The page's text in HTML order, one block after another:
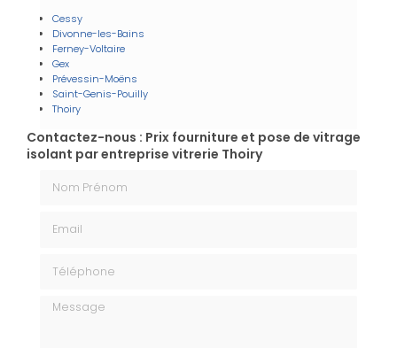
Cessy
Divonne-les-Bains
Ferney-Voltaire
Gex
Prévessin-Moëns
Saint-Genis-Pouilly
Thoiry
Contactez-nous : Prix fourniture et pose de vitrage
isolant par entreprise vitrerie Thoiry
Message